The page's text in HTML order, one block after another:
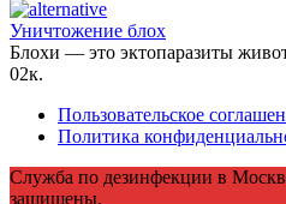
Уничтожение блох
Блохи — это эктопаразиты
02к.
Пользовательское
Политика
Служба по дезинфекции в
защищены.